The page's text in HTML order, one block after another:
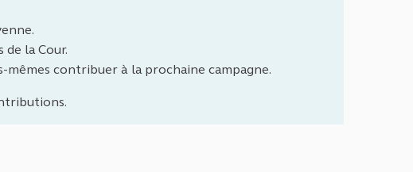
de la Cour.
contribuer à la prochaine campagne.